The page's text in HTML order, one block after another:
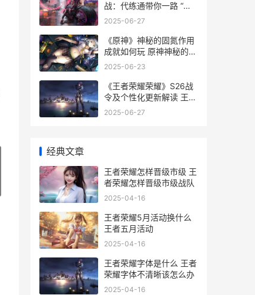
战：代练通带你一路 “狂
飙”
2025-06-27
《原神》神秘的固氮作用
成就如何玩 原神神秘的异
色结晶石
2025-06-23
《王者荣耀荣耀》S26战
令及个性化更新解读 王者
荣耀荣耀之章命运篇
2025-06-27
经典文章
王者荣耀怎样晋级市级 王
者荣耀怎样晋级市级战队
2025-04-16
王者荣耀5月活动换什么
王者五月活动
2025-04-16
王者荣耀字体是什么 王者
荣耀字体不清晰该怎么办
2025-04-16